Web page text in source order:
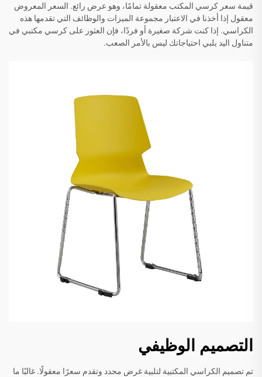
قيمة سعر كرسي المكتب معقولة تمامًا، وهو عرض رائع. السعر المعروض
معقول إذا أخذنا في الاعتبار مجموعة الميزات والوظائف التي تقدمها هذه
الكراسي. إذا كنت شركة صغيرة أو فردًا، فإن العثور على كرسي مكتبي في
متناول اليد يلبي احتياجاتك ليس بالأمر الصعب.
التصميم الوظيفي
تم تصميم الكراسي المكتبية لتلبية غرض محدد وتقدم سعرًا معقولًا. غالبًا ما